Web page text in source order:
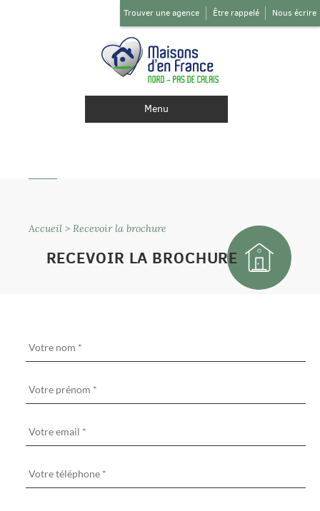
Trouver une agence Être rappelé Nous écrire
Menu
Accueil > Recevoir la brochure
RECEVOIR LA BROCHURE